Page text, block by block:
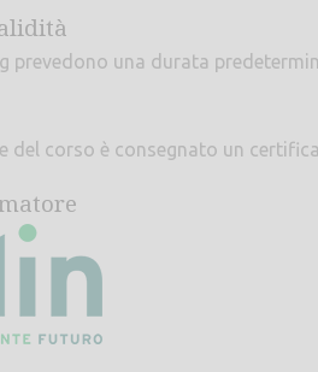
prevedono una durata
del corso è consegnato un